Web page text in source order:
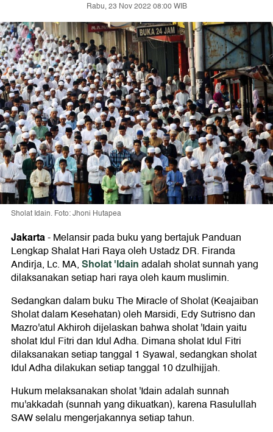
Rabu, 23 Nov 2022 08:00 WIB
Sholat Idain. Foto: Jhoni Hutapea
Jakarta-Melansir pada buku yang bertajuk Panduan
Lengkap Shalat Hari Raya oleh Ustadz DR. Firanda
Andirja, Lc. MA,Sholat 'Idainadalah sholat sunnah yang
dilaksanakan setiap hari raya oleh kaum muslimin.
Sedangkan dalam buku The Miracle of Sholat (Keajaiban
Sholat dalam Kesehatan) oleh Marsidi, Edy Sutrisno dan
Mazro'atul Akhiroh dijelaskan bahwa sholat 'Idain yaitu
sholat Idul Fitri dan Idul Adha. Dimana sholat Idul Fitri
dilaksanakan setiap tanggal 1 Syawal, sedangkan sholat
Idul Adha dilakukan setiap tanggal 10 dzulhijjah.
Hukum melaksanakan sholat 'Idain adalah sunnah
mu'akkadah (sunnah yang dikuatkan), karena Rasulullah
SAW selalu mengerjakannya setiap tahun.